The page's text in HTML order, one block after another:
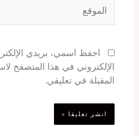
احفظ اسمي، بريدي
الإلكتروني في هذا المتصفح
المقبلة في تعليقي.